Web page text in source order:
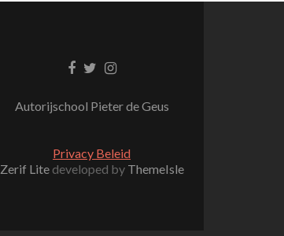
Facebook link
Twitter link
Instagram link
Autorijschool Pieter de Geus
Privacy Beleid
Zerif Lite developed by ThemeIsle